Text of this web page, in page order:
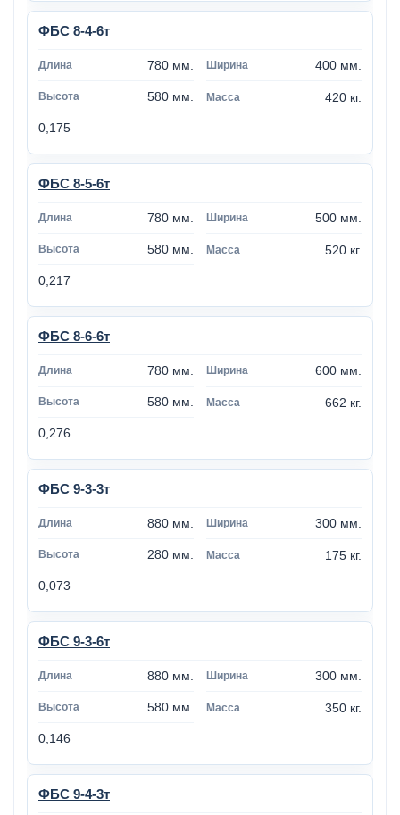
ФБС 8-4-6т
780 мм. 400 мм.
580 мм. 420 кг.
0,175
ФБС 8-5-6т
780 мм. 500 мм.
580 мм. 520 кг.
0,217
ФБС 8-6-6т
780 мм. 600 мм.
580 мм. 662 кг.
0,276
ФБС 9-3-3т
880 мм. 300 мм.
280 мм. 175 кг.
0,073
ФБС 9-3-6т
880 мм. 300 мм.
580 мм. 350 кг.
0,146
ФБС 9-4-3т